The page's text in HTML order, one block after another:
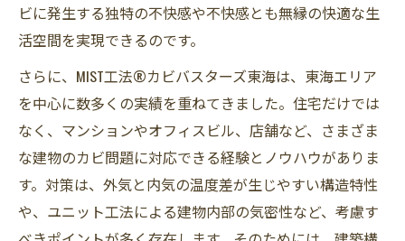
ビに発生する独特の不快感や不快感とも無縁の快適な生
活空間を実現できるのです。
さらに、MIST工法®カビバスターズ東海は、東海エリア
を中心に数多くの実績を重ねてきました。住宅だけでは
なく、マンションやオフィスビル、店舗など、さまざま
な建物のカビ問題に対応できる経験とノウハウがありま
す。対策は、外気と内気の温度差が生じやすい構造特性
や、ユニット工法による建物内部の気密性など、考慮す